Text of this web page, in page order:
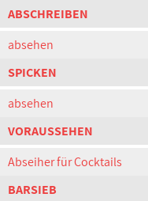
ABSCHREIBEN
absehen
SPICKEN
absehen
VORAUSSEHEN
Abseiher für Cocktails
BARSIEB